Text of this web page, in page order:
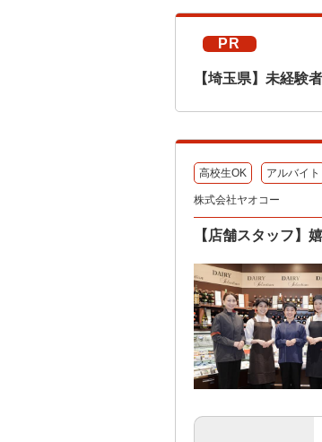
PR
【埼玉県】未経験
高校生OK アルバイト
株式会社ヤオコー
【店舗スタッフ】